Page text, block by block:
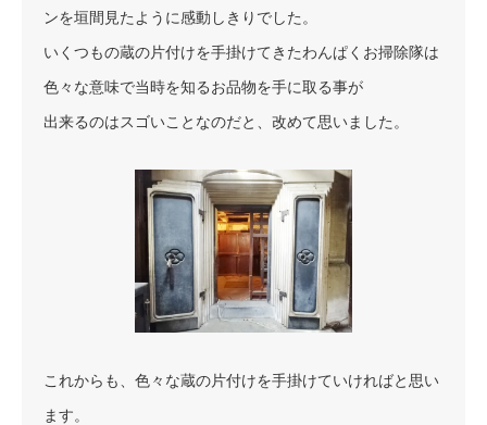
ンを垣間見たように感動しきりでした。
いくつもの蔵の片付けを手掛けてきたわんぱくお掃除隊は
色々な意味で当時を知るお品物を手に取る事が
出来るのはスゴいことなのだと、改めて思いました。
これからも、色々な蔵の片付けを手掛けていければと思い
ます。